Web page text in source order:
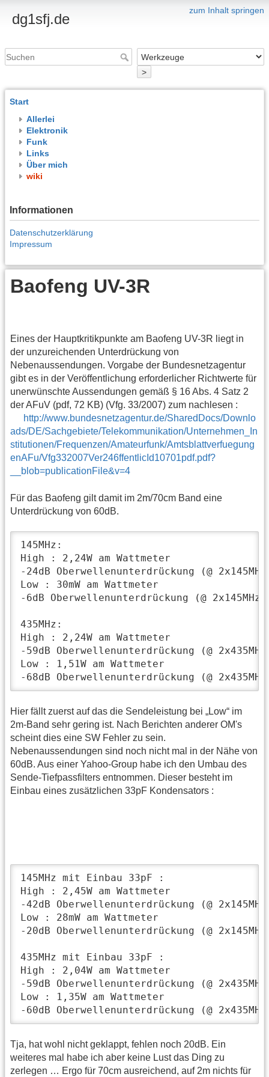
zum Inhalt springen
dg1sfj.de
>
Start
Allerlei
Elektronik
Funk
Links
Über mich
wiki
Informationen
Datenschutzerklärung
Impressum
Baofeng UV-3R
Eines der Hauptkritikpunkte am Baofeng UV-3R liegt in
der unzureichenden Unterdrückung von
Nebenaussendungen. Vorgabe der Bundesnetzagentur
gibt es in der Veröffentlichung erforderlicher Richtwerte für
unerwünschte Aussendungen gemäß § 16 Abs. 4 Satz 2
der AFuV (pdf, 72 KB) (Vfg. 33/2007) zum nachlesen :
http://www.bundesnetzagentur.de/SharedDocs/Downlo
ads/DE/Sachgebiete/Telekommunikation/Unternehmen_In
stitutionen/Frequenzen/Amateurfunk/Amtsblattverfuegung
enAFu/Vfg332007Ver246ffentlicId10701pdf.pdf?
__blob=publicationFile&v=4
Für das Baofeng gilt damit im 2m/70cm Band eine
Unterdrückung von 60dB.
145MHz:
High : 2,24W am Wattmeter
-24dB Oberwellenunterdrückung (@
Low : 30mW am Wattmeter
-6dB Oberwellenunterdrückung (@
435MHz:
High : 2,24W am Wattmeter
-59dB Oberwellenunterdrückung (@
Low : 1,51W am Wattmeter
-68dB Oberwellenunterdrückung (@
Hier fällt zuerst auf das die Sendeleistung bei „Low“ im
2m-Band sehr gering ist. Nach Berichten anderer OM's
scheint dies eine SW Fehler zu sein.
Nebenaussendungen sind noch nicht mal in der Nähe von
60dB. Aus einer Yahoo-Group habe ich den Umbau des
Sende-Tiefpassfilters entnommen. Dieser besteht im
Einbau eines zusätzlichen 33pF Kondensators :
145MHz mit Einbau 33pF :
High : 2,45W am Wattmeter
-42dB Oberwellenunterdrückung (@
Low : 28mW am Wattmeter
-20dB Oberwellenunterdrückung (@
435MHz mit Einbau 33pF :
High : 2,04W am Wattmeter
-59dB Oberwellenunterdrückung (@
Low : 1,35W am Wattmeter
-60dB Oberwellenunterdrückung (@
Tja, hat wohl nicht geklappt, fehlen noch 20dB. Ein
weiteres mal habe ich aber keine Lust das Ding zu
zerlegen … Ergo für 70cm ausreichend, auf 2m nichts für